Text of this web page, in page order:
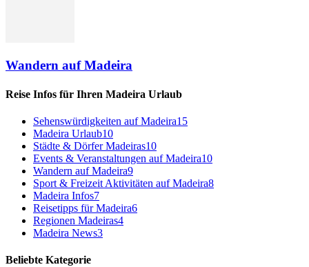
Wandern auf Madeira
Reise Infos für Ihren Madeira Urlaub
Sehenswürdigkeiten auf Madeira15
Madeira Urlaub10
Städte & Dörfer Madeiras10
Events & Veranstaltungen auf Madeira10
Wandern auf Madeira9
Sport & Freizeit Aktivitäten auf Madeira8
Madeira Infos7
Reisetipps für Madeira6
Regionen Madeiras4
Madeira News3
Beliebte Kategorie